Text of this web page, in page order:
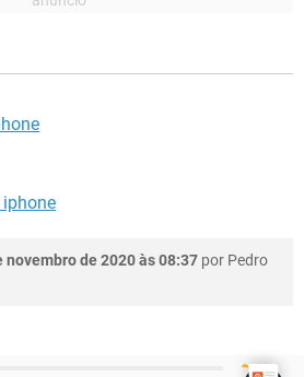
novembro de 2020 às 08:37 por Pedro